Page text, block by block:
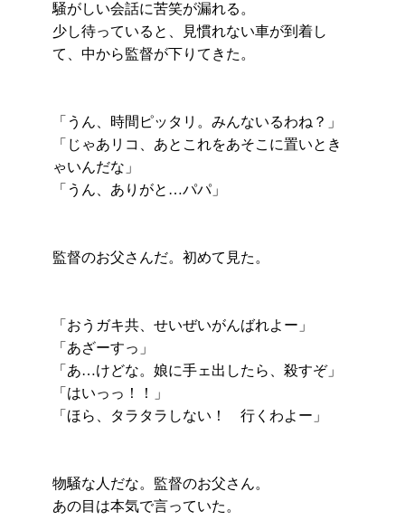
騒がしい会話に苦笑が漏れる。
少し待っていると、見慣れない車が到着し
て、中から監督が下りてきた。
「うん、時間ピッタリ。みんないるわね？」
「じゃあリコ、あとこれをあそこに置いとき
ゃいんだな」
「うん、ありがと…パパ」
監督のお父さんだ。初めて見た。
「おうガキ共、せいぜいがんばれよー」
「あざーすっ」
「あ…けどな。娘に手ェ出したら、殺すぞ」
「はいっっ！！」
「ほら、タラタラしない！ 行くわよー」
物騒な人だな。監督のお父さん。
あの目は本気で言っていた。